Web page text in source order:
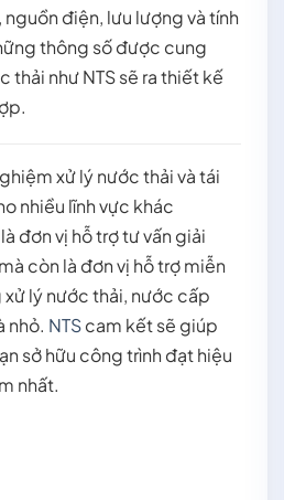
điện, lưu lượng và tính
thông số được cung
thải như NTS sẽ ra thiết kế
xử lý nước thải và tái
nhiều lĩnh vực khác
đơn vị hỗ trợ tư vấn giải
còn là đơn vị hỗ trợ miễn
lý nước thải, nước cấp
nhỏ. NTScam kết sẽ giúp
sở hữu công trình đạt hiệu
nhất.